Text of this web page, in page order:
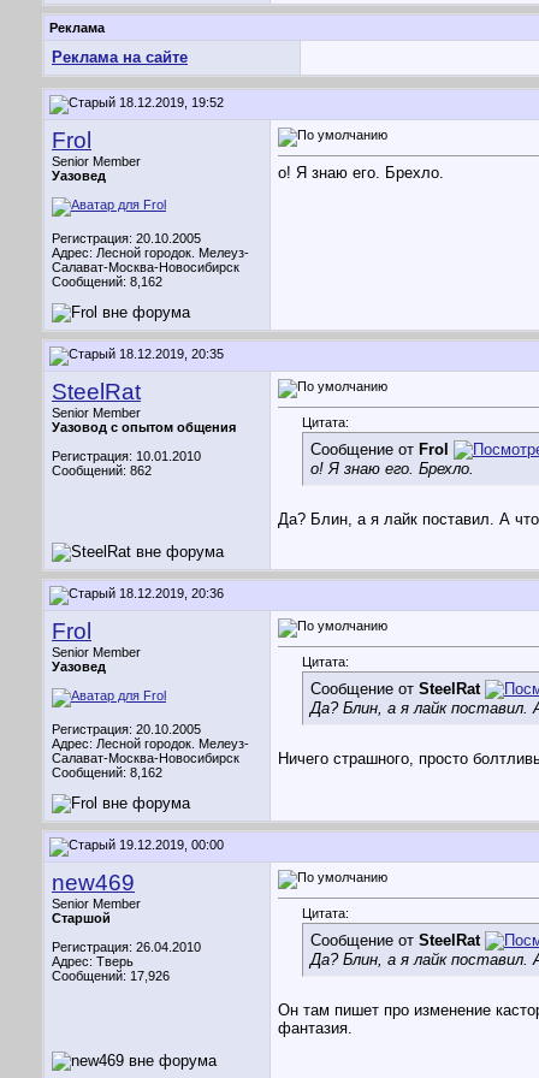
Реклама
Реклама на сайте
18.12.2019, 19:52
Frol
Senior Member
Уазовед
Регистрация: 20.10.2005
Адрес: Лесной городок. Мелеуз-
Салават-Москва-Новосибирск
Сообщений: 8,162
о! Я знаю его. Брехло.
18.12.2019, 20:35
SteelRat
Senior Member
Уазовод с опытом общения
Регистрация: 10.01.2010
Сообщений: 862
Цитата:
Сообщение от Frol
о! Я знаю его. Брехло.
Да? Блин, а я лайк поставил. А
18.12.2019, 20:36
Frol
Senior Member
Уазовед
Регистрация: 20.10.2005
Адрес: Лесной городок. Мелеуз-
Салават-Москва-Новосибирск
Сообщений: 8,162
Цитата:
Сообщение от SteelRat
Да? Блин, а я лайк поставил.
Ничего страшного, просто
19.12.2019, 00:00
new469
Senior Member
Старшой
Регистрация: 26.04.2010
Адрес: Тверь
Сообщений: 17,926
Цитата:
Сообщение от SteelRat
Да? Блин, а я лайк поставил.
Он там пишет про изменение
фантазия.